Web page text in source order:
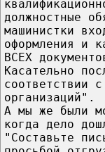
должностные
машинистки
оформления и
ВСЕХ
Касательно
соответствии
организаций".
А мы же были
когда дело
"Составьте